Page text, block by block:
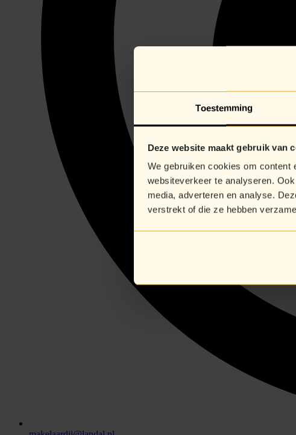
Toestemming
Deze website maakt gebruik van
We gebruiken cookies om content
websiteverkeer te analyseren.
media, adverteren en analyse.
verstrekt of die ze hebben